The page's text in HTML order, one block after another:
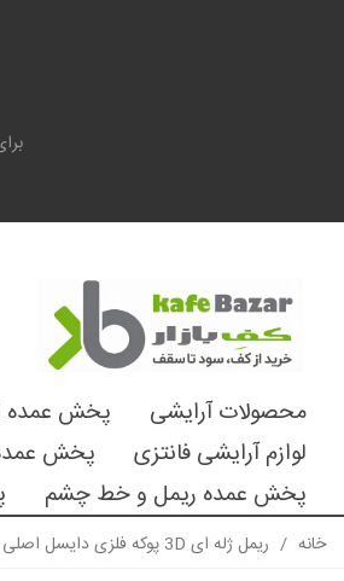
محصولات آرایشی پخش عمده
لوازم آرایشی فانتزی
پخش
پخش عمده ریمل و خط چشم
خانه / ریمل ژله ای 3D پوکه فلزی دایسل اصلی